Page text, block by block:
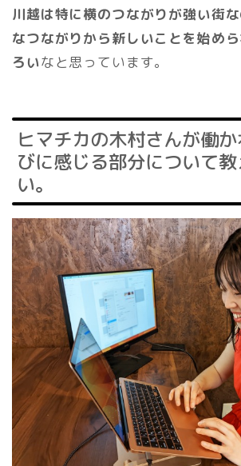
川越は特に横のつながりが強い街
なつながりから新しいことを始め
ろいなと思っています。
ヒマチカの木村さんが働
びに感じる部分について
い。